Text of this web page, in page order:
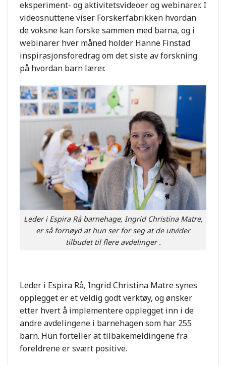
eksperiment- og aktivitetsvideoer og webinarer. I
videosnuttene viser Forskerfabrikken hvordan
de voksne kan forske sammen med barna, og i
webinarer hver måned holder Hanne Finstad
inspirasjonsforedrag om det siste av forskning
på hvordan barn lærer.
Leder i Espira Rå barnehage, Ingrid Christina Matre,
er så fornøyd at hun ser for seg at de utvider
tilbudet til flere avdelinger .
Leder i Espira Rå, Ingrid Christina Matre synes
opplegget er et veldig godt verktøy, og ønsker
etter hvert å implementere opplegget inn i de
andre avdelingene i barnehagen som har 255
barn. Hun forteller at tilbakemeldingene fra
foreldrene er svært positive.